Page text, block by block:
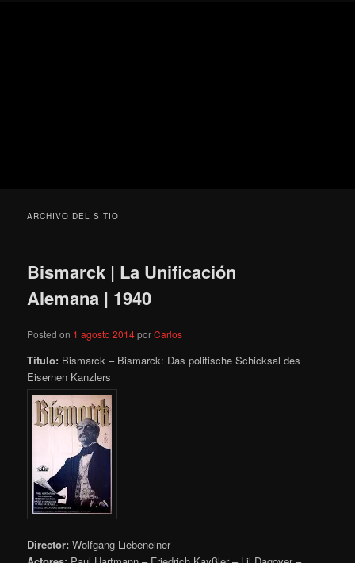
ARCHIVO DEL SITIO
Bismarck | La Unificación
Alemana | 1940
Posted on 1 agosto 2014porCarlos
Título: Bismarck – Bismarck: Das politische Schicksal des
Eisernen Kanzlers
Director: Wolfgang Liebeneiner